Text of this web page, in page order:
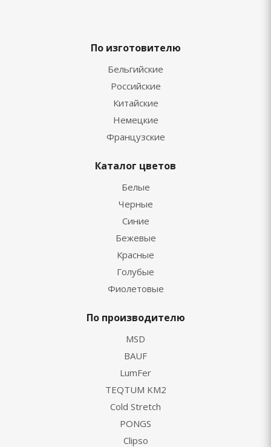
По изготовителю
Бельгийские
Российские
Китайские
Немецкие
Французские
Каталог цветов
Белые
Черные
Синие
Бежевые
Красные
Голубые
Фиолетовые
По производителю
MSD
BAUF
LumFer
TEQTUM KM2
Cold Stretch
PONGS
Clipso